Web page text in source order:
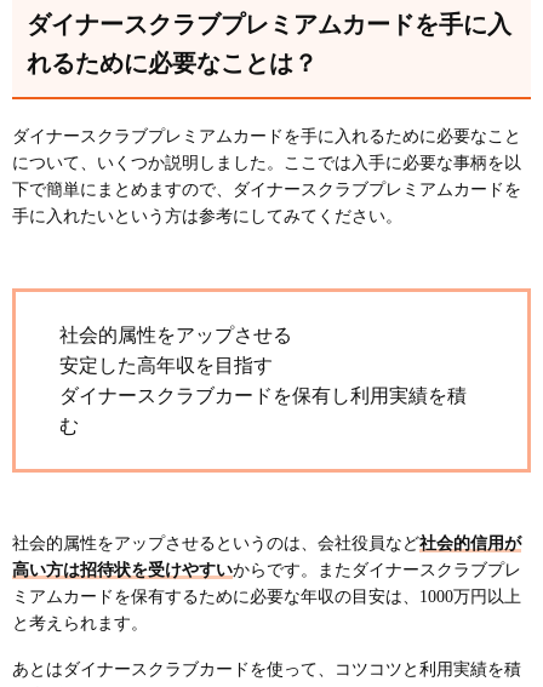
ダイナースクラブプレミアムカードを手に入
れるために必要なことは？
ダイナースクラブプレミアムカードを手に入れるために必要なこと
について、いくつか説明しました。ここでは入手に必要な事柄を以
下で簡単にまとめますので、ダイナースクラブプレミアムカードを
手に入れたいという方は参考にしてみてください。
社会的属性をアップさせる
安定した高年収を目指す
ダイナースクラブカードを保有し利用実績を積
む
社会的属性をアップさせるというのは、会社役員など社会的信用が
高い方は招待状を受けやすいからです。またダイナースクラブプレ
ミアムカードを保有するために必要な年収の目安は、1000万円以上
と考えられます。
あとはダイナースクラブカードを使って、コツコツと利用実績を積